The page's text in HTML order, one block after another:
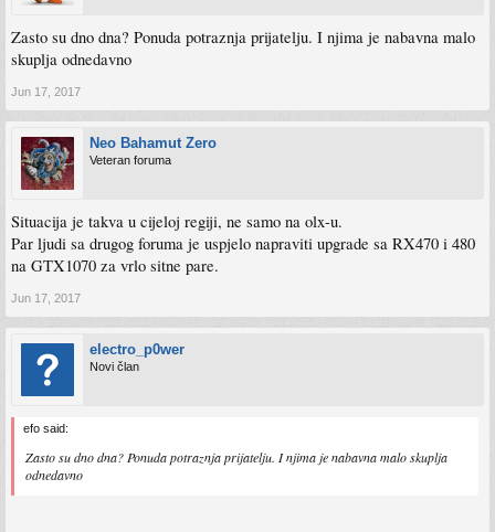
Zasto su dno dna? Ponuda potraznja prijatelju. I njima je nabavna malo
skuplja odnedavno
Jun 17, 2017
Neo Bahamut Zero
Veteran foruma
Situacija je takva u cijeloj regiji, ne samo na olx-u.
Par ljudi sa drugog foruma je uspjelo napraviti upgrade sa RX470 i 480
na GTX1070 za vrlo sitne pare.
Jun 17, 2017
electro_p0wer
Novi član
efo said:
Zasto su dno dna? Ponuda potraznja prijatelju. I njima je nabavna malo skuplja
odnedavno